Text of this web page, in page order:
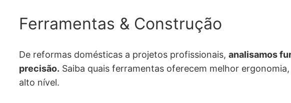
Ferramentas & Construção
De reformas domésticas a projetos profissionais, analisamos
precisão. Saiba quais ferramentas oferecem melhor
alto nível.